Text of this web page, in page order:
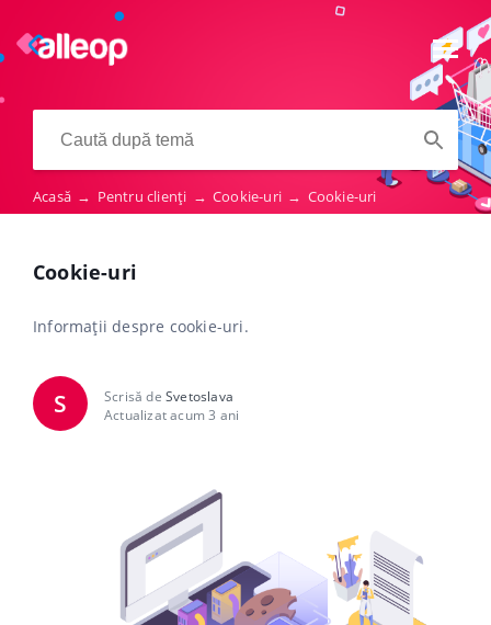
Acasă → Pentru clienți → Cookie-uri → Cookie-uri
Cookie-uri
Informații despre cookie-uri.
S Scrisă deSvetoslava
Actualizat acum 3 ani